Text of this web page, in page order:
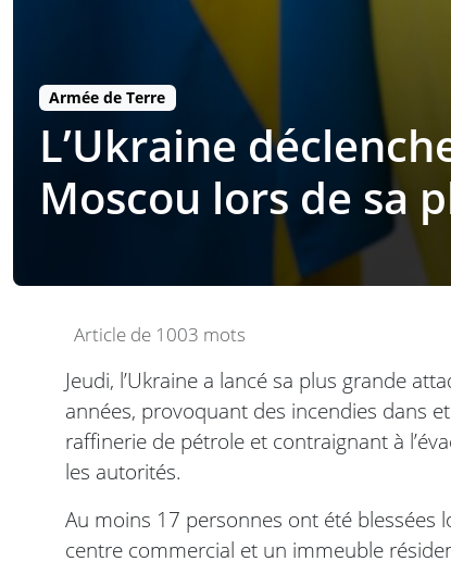
Armée de Terre
L’Ukraine
Moscou lors de sa
Article de 1003 mots
Jeudi, l’Ukraine a lancé sa plus grande
années, provoquant des incendies dans
raffinerie de pétrole et contraignant à
les autorités.
Au moins 17 personnes ont été blessées
centre commercial et un immeuble